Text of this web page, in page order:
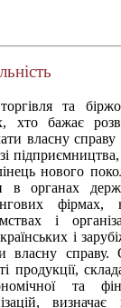
та
хто бажає
власну справу
підприємництва,
нового
в органах
і
і
власну справу.
продукції,
та